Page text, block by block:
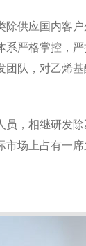
除供应国内客
系严格掌控，
团队，对乙烯
，相继研发
场上占有一席